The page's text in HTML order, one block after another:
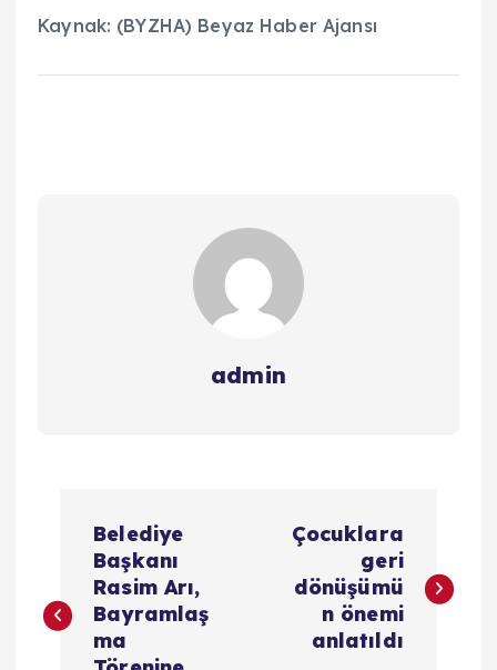
Kaynak: (BYZHA) Beyaz Haber Ajansı
admin
z
Belediye
Başkanı
Rasim Arı,
Bayramlaş
ma
Çocuklara
geri
dönüşümü
n önemi
anlatıldı